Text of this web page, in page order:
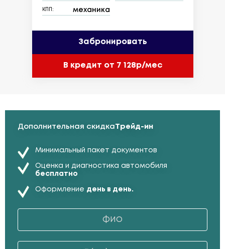
КПП: механика
Забронировать
В кредит от 7 128р/мес
Дополнительная скидкаТрейд-ин
Минимальный пакет документов
Оценка и диагностика автомобиля
бесплатно
Оформление день в день.